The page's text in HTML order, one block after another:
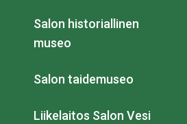
Salon historiallinen
museo
Salon taidemuseo
Liikelaitos Salon Vesi